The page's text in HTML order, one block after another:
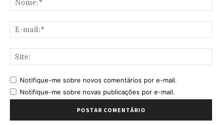
Notifique-me sobre novos comentários por e-mail.
Notifique-me sobre novas publicações por e-mail.